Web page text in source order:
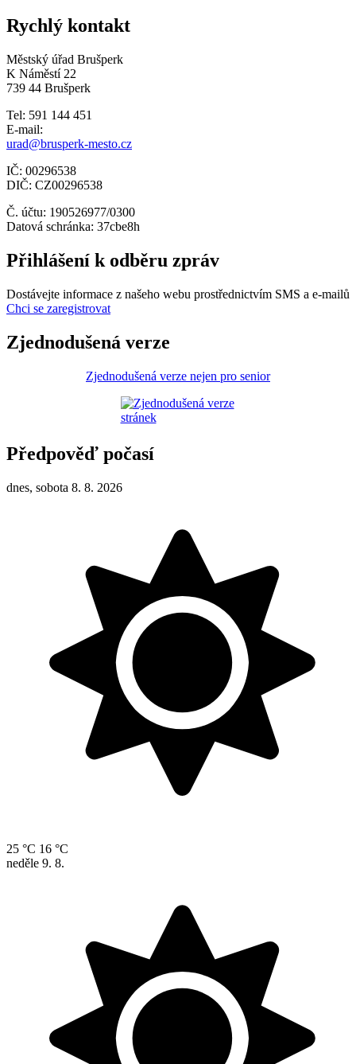
Rychlý kontakt
Městský úřad Brušperk
K Náměstí 22
739 44 Brušperk
Tel: 591 144 451
E-mail:
urad@brusperk-mesto.cz
IČ: 00296538
DIČ: CZ00296538
Č. účtu: 190526977/0300
Datová schránka: 37cbe8h
Přihlášení k odběru zpráv
Dostávejte informace z našeho webu prostřednictvím SMS a e-mailů
Chci se zaregistrovat
Zjednodušená verze
Zjednodušená verze nejen pro senior
Předpověď počasí
dnes, sobota 8. 8. 2026
25 °C 16 °C
neděle 9. 8.